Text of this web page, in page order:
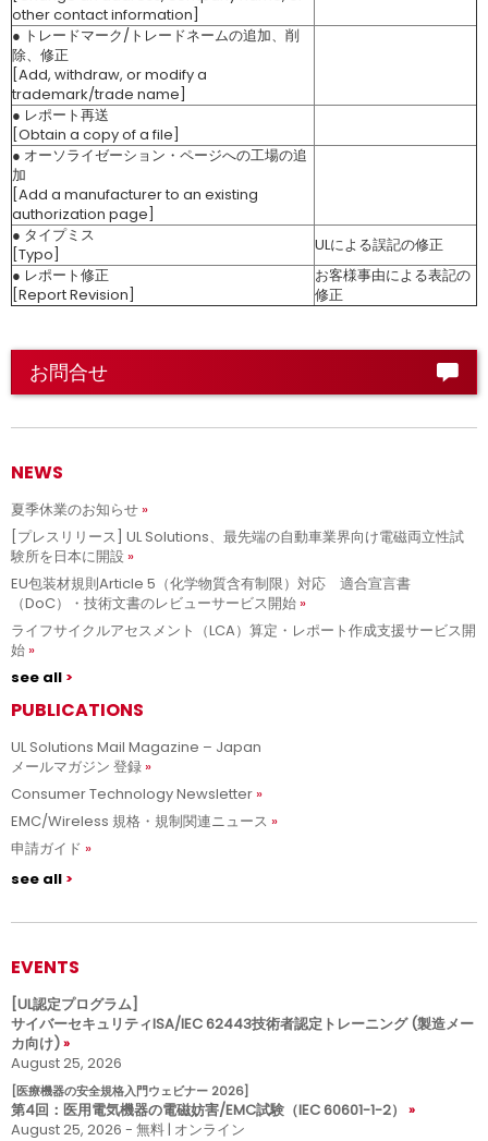
other contact information]
● トレードマーク/トレードネームの追加、削
除、修正
[Add, withdraw, or modify a
trademark/trade name]
● レポート再送
[Obtain a copy of a file]
● オーソライゼーション・ページへの工場の追
加
[Add a manufacturer to an existing
authorization page]
● タイプミス
[Typo]
ULによる誤記の修正
● レポート修正
[Report Revision]
お客様事由による表記の
修正
お問合せ
NEWS
夏季休業のお知らせ
[プレスリリース] UL Solutions、最先端の自動車業界向け電磁両立性試
験所を日本に開設
EU包装材規則Article 5（化学物質含有制限）対応 適合宣言書
（DoC）・技術文書のレビューサービス開始
ライフサイクルアセスメント（LCA）算定・レポート作成支援サービス開
始
see all
PUBLICATIONS
UL Solutions Mail Magazine – Japan
メールマガジン 登録
Consumer Technology Newsletter
EMC/Wireless 規格・規制関連ニュース
申請ガイド
see all
EVENTS
[UL認定プログラム]
サイバーセキュリティISA/IEC 62443技術者認定トレーニング (製造メー
カ向け)
August 25, 2026
[医療機器の安全規格入門ウェビナー 2026]
第4回：医用電気機器の電磁妨害/EMC試験（IEC 60601-1-2）
August 25, 2026 - 無料 | オンライン